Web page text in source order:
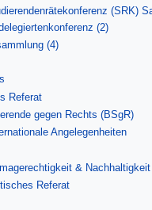
(SRK)
(2)
(4)
Referat
gegen Rechts (BSgR)
Angelegenheiten
& Nachhaltigkeit
Referat